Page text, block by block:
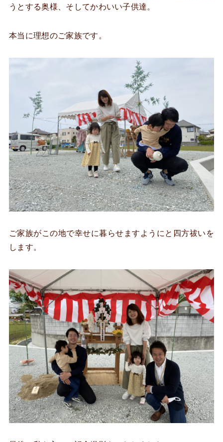
うとする奥様、そしてかわいい子供達。
本当に理想のご家族です。
ご家族がこの地で幸せに暮らせますようにと四方祓いを
します。